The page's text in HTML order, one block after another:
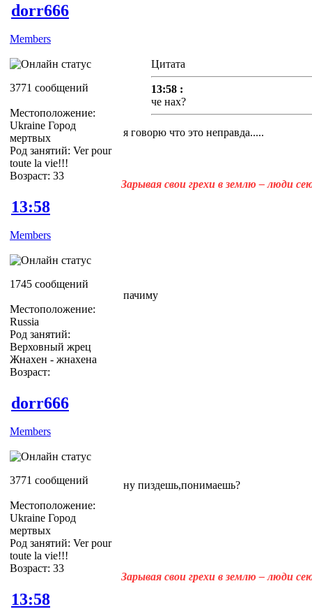
dorr666
Members
3771 сообщений
Местоположение:
Ukraine Город
мертвых
Род занятий: Ver pour
toute la vie!!!
Возраст: 33
Цитата
13:58 :
че нах?
я говорю что это неправда.....
Зарывая свои грехи в землю – люди
13:58
Members
1745 сообщений
Местоположение:
Russia
Род занятий:
Верховный жрец
Жнахен - жнахена
Возраст:
пачиму
dorr666
Members
3771 сообщений
Местоположение:
Ukraine Город
мертвых
Род занятий: Ver pour
toute la vie!!!
Возраст: 33
ну пиздешь,понимаешь?
Зарывая свои грехи в землю – люди
13:58